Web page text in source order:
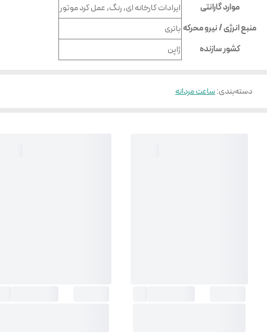
موارد گارانتی
ایرادات کارخانه ای, رنگ, عمل کرد موتور
منبع انرژی / نیرو محرکهباتری
کشور سازنده
ژاپن
دسته‌بندی:ساعت مردانه